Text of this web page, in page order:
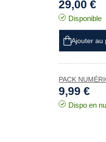
29,00 €
Disponible
Ajouter au
PACK
9,99 €
Dispo en